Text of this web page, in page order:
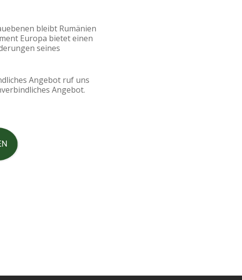
bleibt Rumänien
Europa bietet einen
seines
Angebot ruf uns
Angebot.